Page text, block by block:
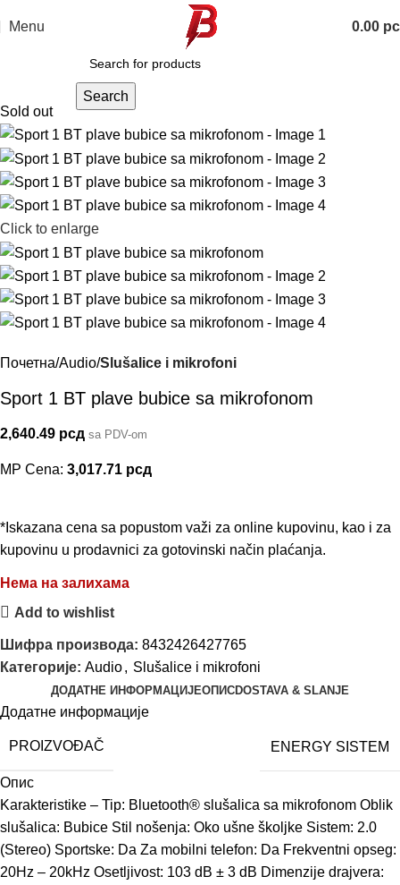
Menu 0.00
Search
Sold out
Click to enlarge
Почетна Audio Slušalice i mikrofoni
Sport 1 BT plave bubice sa mikrofonom
2,640.49 рсд sa PDV-om
MP Cena: 3,017.71 рсд
*Iskazana cena sa popustom važi za online kupovinu, kao i za
kupovinu u prodavnici za gotovinski način plaćanja.
Нема на залихама
Add to wishlist
Шифра производа: 8432426427765
Категорије: Audio, Slušalice i mikrofoni
ДОДАТНЕ ИНФОРМАЦИЈЕОПИСDOSTAVA & SLANJE
Додатне информације
PROIZVOĐAČ ENERGY SISTEM
Опис
Karakteristike – Tip: Bluetooth® slušalica sa mikrofonom Oblik
slušalica: Bubice Stil nošenja: Oko ušne školjke Sistem: 2.0
(Stereo) Sportske: Da Za mobilni telefon: Da Frekventni opseg:
20Hz – 20kHz Osetljivost: 103 dB ± 3 dB Dimenzije drajvera: